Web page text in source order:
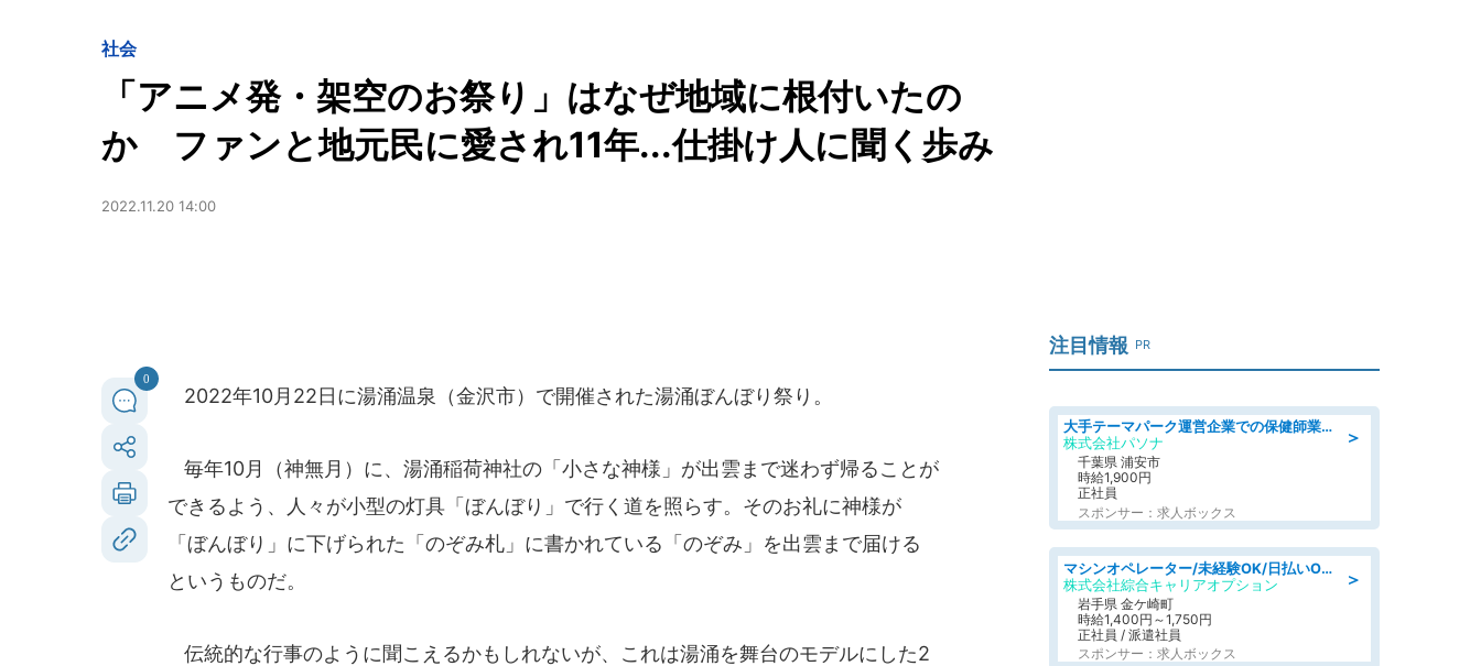
社会
「アニメ発・架空のお祭り」はなぜ地域に根付いたの
か ファンと地元民に愛され11年...仕掛け人に聞く歩み
2022.11.20 14:00
0
2022年10月22日に湯涌温泉（金沢市）で開催された湯涌ぼんぼり祭り。
毎年10月（神無月）に、湯涌稲荷神社の「小さな神様」が出雲まで迷わず帰ることが
できるよう、人々が小型の灯具「ぼんぼり」で行く道を照らす。そのお礼に神様が
「ぼんぼり」に下げられた「のぞみ札」に書かれている「のぞみ」を出雲まで届ける
というものだ。
伝統的な行事のように聞こえるかもしれないが、これは湯涌を舞台のモデルにした2
注目情報 PR
＞
大手テーマパーク運営企業での保健師業務/シフト/要資格:保健師
株式会社パソナ
千葉県 浦安市
時給1,900円
正社員
スポンサー：求人ボックス
＞
マシンオペレーター/未経験OK/日払いOK/寮完備/交替制/20・30・40代活躍中
株式会社綜合キャリアオプション
岩手県 金ケ崎町
時給1,400円～1,750円
正社員 / 派遣社員
スポンサー：求人ボックス